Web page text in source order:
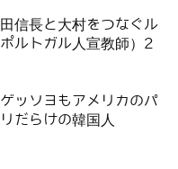
信長と大村をつなぐル
ルトガル人宣教師）2
ッソヨもアメリカのパ
だらけの韓国人